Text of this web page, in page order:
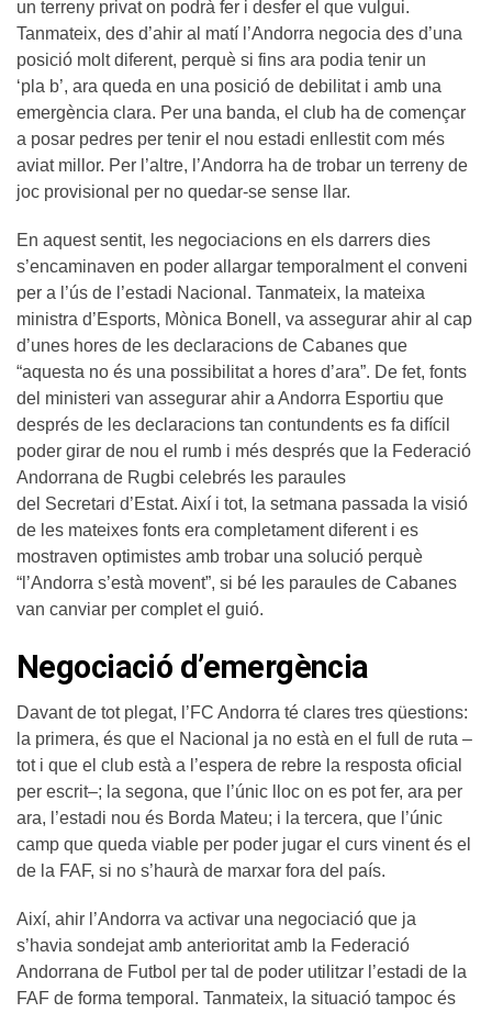
un terreny privat on podrà fer i desfer el que vulgui.
Tanmateix, des d’ahir al matí l’Andorra negocia des d’una
posició molt diferent, perquè si fins ara podia tenir un
‘pla b’, ara queda en una posició de debilitat i amb una
emergència clara. Per una banda, el club ha de començar
a posar pedres per tenir el nou estadi enllestit com més
aviat millor. Per l’altre, l’Andorra ha de trobar un terreny de
joc provisional per no quedar-se sense llar.
En aquest sentit, les negociacions en els darrers dies
s’encaminaven en poder allargar temporalment el conveni
per a l’ús de l’estadi Nacional. Tanmateix, la mateixa
ministra d’Esports, Mònica Bonell, va assegurar ahir al cap
d’unes hores de les declaracions de Cabanes que
“aquesta no és una possibilitat a hores d’ara”. De fet, fonts
del ministeri van assegurar ahir a Andorra Esportiu que
després de les declaracions tan contundents es fa difícil
poder girar de nou el rumb i més després que la Federació
Andorrana de Rugbi celebrés les paraules
del Secretari d’Estat. Així i tot, la setmana passada la visió
de les mateixes fonts era completament diferent i es
mostraven optimistes amb trobar una solució perquè
“l’Andorra s’està movent”, si bé les paraules de Cabanes
van canviar per complet el guió.
Negociació d’emergència
Davant de tot plegat, l’FC Andorra té clares tres qüestions:
la primera, és que el Nacional ja no està en el full de ruta –
tot i que el club està a l’espera de rebre la resposta oficial
per escrit–; la segona, que l’únic lloc on es pot fer, ara per
ara, l’estadi nou és Borda Mateu; i la tercera, que l’únic
camp que queda viable per poder jugar el curs vinent és el
de la FAF, si no s’haurà de marxar fora del país.
Així, ahir l’Andorra va activar una negociació que ja
s’havia sondejat amb anterioritat amb la Federació
Andorrana de Futbol per tal de poder utilitzar l’estadi de la
FAF de forma temporal. Tanmateix, la situació tampoc és